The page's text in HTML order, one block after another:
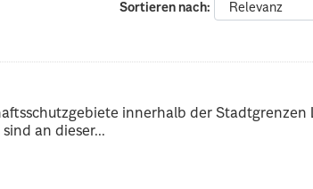
Sortieren nach
innerhalb der Stadtgrenzen
an dieser...